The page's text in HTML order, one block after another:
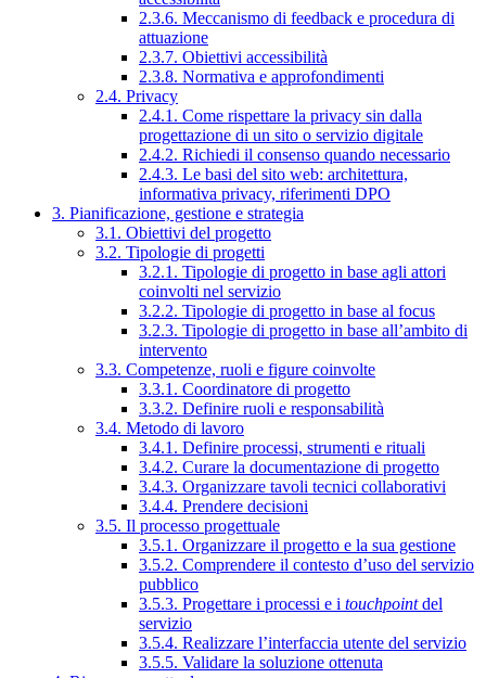
2.3.6. Meccanismo di feedback e procedura di
attuazione
2.3.7. Obiettivi accessibilità
2.3.8. Normativa e approfondimenti
2.4. Privacy
2.4.1. Come rispettare la privacy sin dalla
progettazione di un sito o servizio digitale
2.4.2. Richiedi il consenso quando necessario
2.4.3. Le basi del sito web: architettura,
informativa privacy, riferimenti DPO
3. Pianificazione, gestione e strategia
3.1. Obiettivi del progetto
3.2. Tipologie di progetti
3.2.1. Tipologie di progetto in base agli attori
coinvolti nel servizio
3.2.2. Tipologie di progetto in base al focus
3.2.3. Tipologie di progetto in base all’ambito di
intervento
3.3. Competenze, ruoli e figure coinvolte
3.3.1. Coordinatore di progetto
3.3.2. Definire ruoli e responsabilità
3.4. Metodo di lavoro
3.4.1. Definire processi, strumenti e rituali
3.4.2. Curare la documentazione di progetto
3.4.3. Organizzare tavoli tecnici collaborativi
3.4.4. Prendere decisioni
3.5. Il processo progettuale
3.5.1. Organizzare il progetto e la sua gestione
3.5.2. Comprendere il contesto d’uso del servizio
pubblico
3.5.3. Progettare i processi e i touchpointdel
servizio
3.5.4. Realizzare l’interfaccia utente del servizio
3.5.5. Validare la soluzione ottenuta